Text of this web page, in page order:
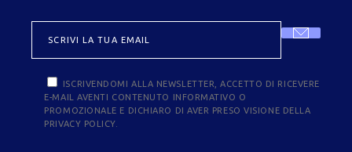
ISCRIVENDOMI ALLA NEWSLETTER, ACCETTO DI RICEVERE
E-MAIL AVENTI CONTENUTO INFORMATIVO O
PROMOZIONALE E DICHIARO DI AVER PRESO VISIONE DELLA
PRIVACY POLICY.